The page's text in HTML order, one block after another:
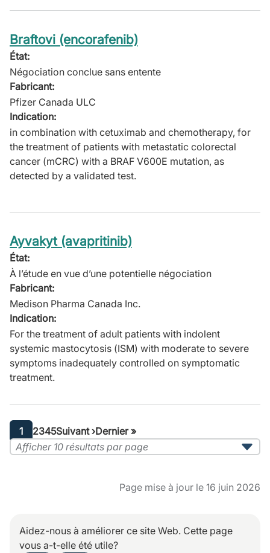
Braftovi (encorafenib)
État:
Négociation conclue sans entente
Fabricant:
Pfizer Canada ULC
Indication:
in combination with cetuximab and chemotherapy, for
the treatment of patients with metastatic colorectal
cancer (mCRC) with a BRAF V600E mutation, as
detected by a validated test.
Ayvakyt (avapritinib)
État:
À l’étude en vue d’une potentielle négociation
Fabricant:
Medison Pharma Canada Inc.
Indication:
For the treatment of adult patients with indolent
systemic mastocytosis (ISM) with moderate to severe
symptoms inadequately controlled on symptomatic
treatment.
Pagination
Current
page
1 Page
2Page
3Page
4Page
5Next
page
Suivant ›Last
page
Dernier »
Page mise à jour le 16 juin 2026
Aidez-nous à améliorer ce site Web. Cette page
vous a-t-elle été utile?